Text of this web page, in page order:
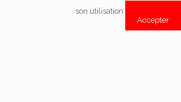
son utilisation
Accepter